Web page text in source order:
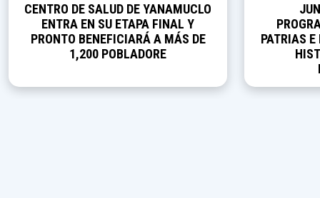
CENTRO DE SALUD DE YANAMUCLO
ENTRA EN SU ETAPA FINAL Y
PRONTO BENEFICIARÁ A MÁS DE
1,200 POBLADORE
PATRIAS